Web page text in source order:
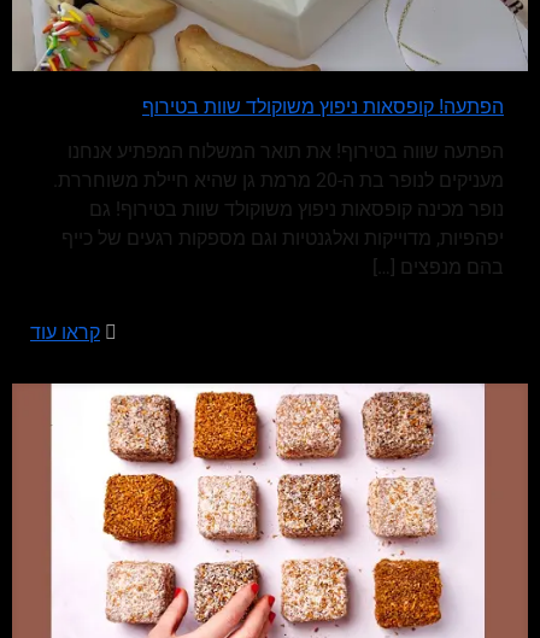
הפתעה! קופסאות ניפוץ משוקולד שוות בטירוף
הפתעה שווה בטירוף! את תואר המשלוח המפתיע אנחנו
מעניקים לנופר בת ה-20 מרמת גן שהיא חיילת משוחררת.
נופר מכינה קופסאות ניפוץ משוקולד שוות בטירוף! גם
יפהפיות, מדוייקות ואלגנטיות וגם מספקות רגעים של כייף
בהם מנפצים […]
קראו עוד